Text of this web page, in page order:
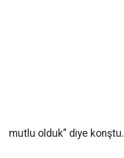
mutlu olduk” diye konştu.